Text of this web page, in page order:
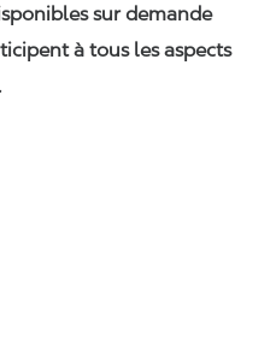
sur demande
à tous les aspects